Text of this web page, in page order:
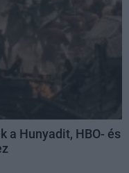
a Hunyadit, HBO- és